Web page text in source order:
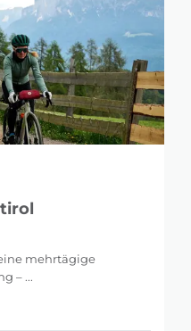
mehrtägige
– ...